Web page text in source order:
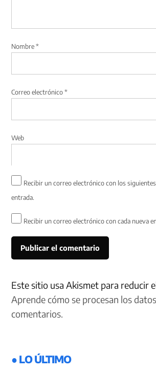
Nombre*
Correo electrónico*
Web
Recibir un correo electrónico con los
entrada.
Recibir un correo electrónico con cada nueva
Este sitio usa Akismet para reducir
Aprende cómo se procesan los
comentarios.
● LO ÚLTIMO